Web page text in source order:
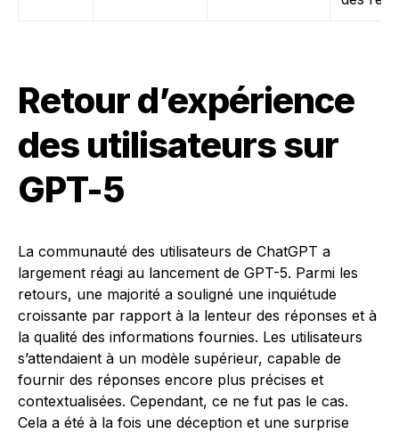
Retour d’expérience
des utilisateurs sur
GPT-5
La communauté des utilisateurs de ChatGPT a
largement réagi au lancement de GPT-5. Parmi les
retours, une majorité a souligné une inquiétude
croissante par rapport à la lenteur des réponses et à
la qualité des informations fournies. Les utilisateurs
s’attendaient à un modèle supérieur, capable de
fournir des réponses encore plus précises et
contextualisées. Cependant, ce ne fut pas le cas.
Cela a été à la fois une déception et une surprise